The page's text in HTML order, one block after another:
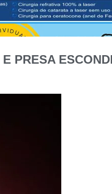
PRESA